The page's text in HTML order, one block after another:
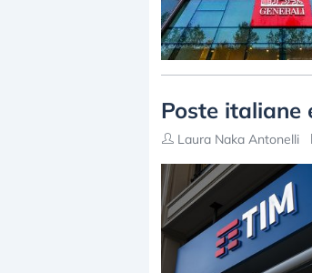
Poste italiane
Laura Naka Antonelli